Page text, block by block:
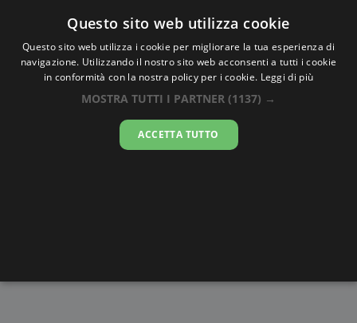
Oraesatta.co
Ora EsattaHelsingborg
23:50:55
Questo sito web utilizza cookie
Questo sito web utilizza i cookie per migliorare la tua esperienza di
navigazione. Utilizzando il nostro sito web acconsenti a tutti i cookie
in conformità con la nostra policy per i cookie. Leggi di più
MOSTRA TUTTI I PARTNER (1137) →
ACCETTA TUTTO